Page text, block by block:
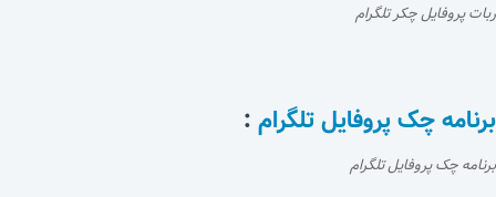
ربات پروفایل چکر تلگرام
برنامه چک پروفایل تلگرام :
برنامه چک پروفایل تلگرام